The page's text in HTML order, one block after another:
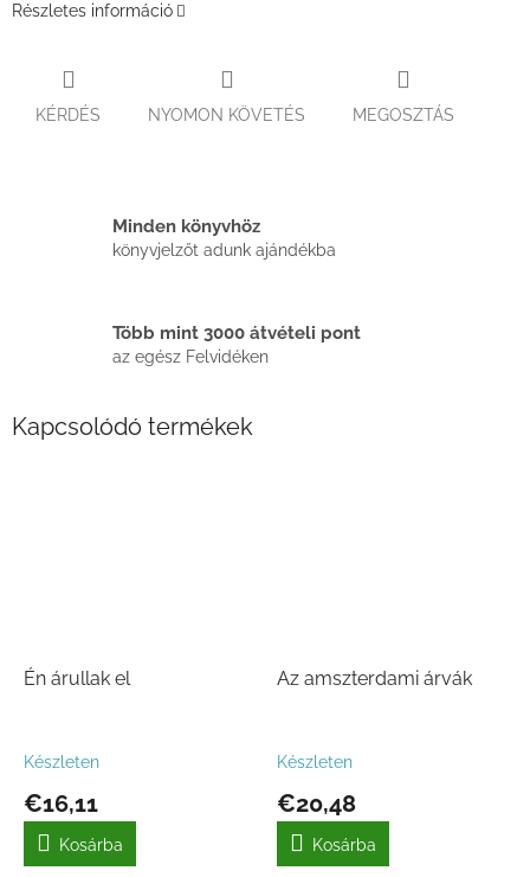
Részletes információ
KÉRDÉS NYOMON KÖVETÉS MEGOSZTÁS
Minden könyvhöz
könyvjelzőt adunk ajándékba
Több mint 3000 átvételi pont
az egész Felvidéken
Kapcsolódó termékek
Én árullak el
Készleten
€16,11
Kosárba
Az amszterdami árvák
Készleten
€20,48
Kosárba